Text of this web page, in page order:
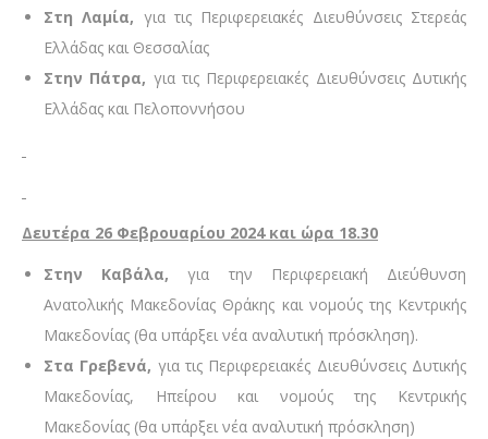
Στη Λαμία, για τις Περιφερειακές Διευθύνσεις Στερεάς
Ελλάδας και Θεσσαλίας
Στην Πάτρα, για τις Περιφερειακές Διευθύνσεις Δυτικής
Ελλάδας και Πελοποννήσου
Δευτέρα 26 Φεβρουαρίου 2024 και ώρα 18.30
Στην Καβάλα,για την Περιφερειακή Διεύθυνση
Ανατολικής Μακεδονίας Θράκης και νομούς της Κεντρικής
Μακεδονίας (θα υπάρξει νέα αναλυτική πρόσκληση).
Στα Γρεβενά, για τις Περιφερειακές Διευθύνσεις Δυτικής
Μακεδονίας, Ηπείρου και νομούς της Κεντρικής
Μακεδονίας (θα υπάρξει νέα αναλυτική πρόσκληση)